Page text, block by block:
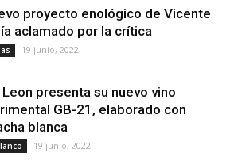
proyecto enológico de Vicente
aclamado por la crítica
19 junio, 2022
presenta su nuevo vino
GB-21, elaborado con
blanca
19 junio, 2022